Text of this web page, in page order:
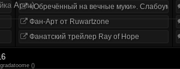
«Обречённый на вечные муки». Слабоумие
Фан-Арт от Ruwartzone
Фанатский трейлер Ray of Hope
Арии)
()